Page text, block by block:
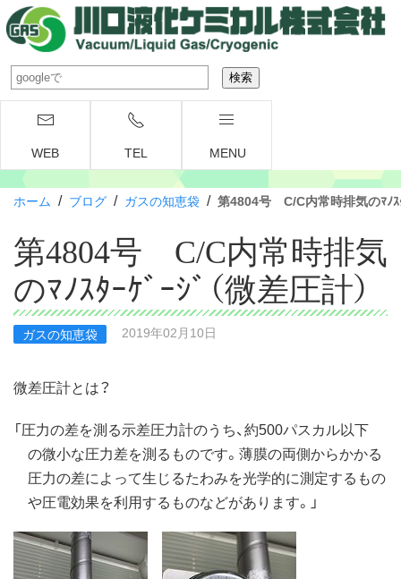
WEB TEL MENU
ホーム / ブログ / ガスの知恵袋 / 第4804号 C/C内常時排気のﾏﾉｽﾀ
第4804号 C/C内常時排気
のﾏﾉｽﾀｰｹﾞｰｼﾞ（微差圧計）
ガスの知恵袋 2019年02月10日
微差圧計とは？
「圧力の差を測る示差圧力計のうち、約500パスカル以下
の微小な圧力差を測るものです。薄膜の両側からかかる
圧力の差によって生じるたわみを光学的に測定するもの
や圧電効果を利用するものなどがあります。」